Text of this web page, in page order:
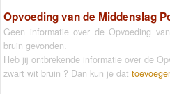
Opvoeding van de Middenslag
Geen informatie over de Opvoeding
bruin gevonden.
Heb jij ontbrekende informatie over de
zwart wit bruin ? Dan kun je dat